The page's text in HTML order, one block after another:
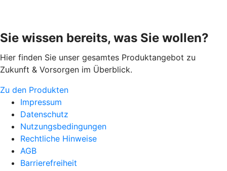
Sie wissen bereits, was Sie wollen?
Hier finden Sie unser gesamtes Produktangebot zu
Zukunft & Vorsorgen im Überblick.
Zu den Produkten
Impressum
Datenschutz
Nutzungsbedingungen
Rechtliche Hinweise
AGB
Barrierefreiheit